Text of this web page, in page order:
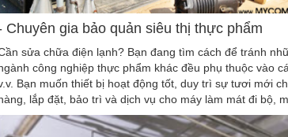
Chuyên gia bảo quản siêu thị thực phẩm
sửa chữa điện lạnh? Bạn đang tìm cách để tránh
công nghiệp thực phẩm khác đều phụ thuộc vào
Bạn muốn thiết bị hoạt động tốt, duy trì sự tươi mới
lắp đặt, bảo trì và dịch vụ cho máy làm mát đi bộ,